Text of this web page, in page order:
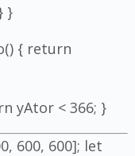
}
{ return
yAtor < 366; }
600, 600]; let